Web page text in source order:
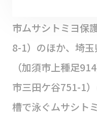
市ムサシトミヨ保
8-1）のほか、埼
（加須市上種足
市三田ケ谷751-1
槽で泳ぐムサシト